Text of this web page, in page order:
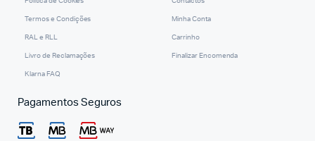
Termos e Condições
RAL e RLL
Livro de Reclamações
Klarna FAQ
Minha Conta
Carrinho
Finalizar Encomenda
Pagamentos Seguros